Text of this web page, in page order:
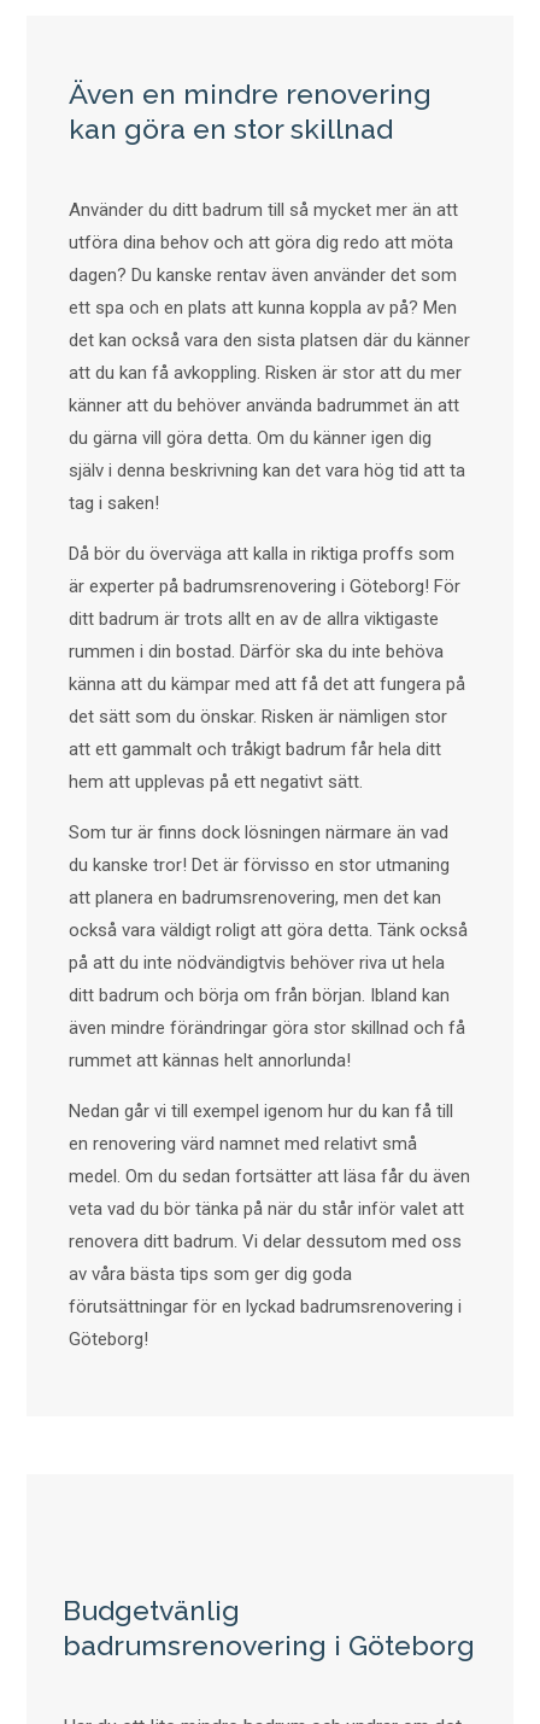
Även en mindre renovering
kan göra en stor skillnad
Använder du ditt badrum till så mycket mer än att
utföra dina behov och att göra dig redo att möta
dagen? Du kanske rentav även använder det som
ett spa och en plats att kunna koppla av på? Men
det kan också vara den sista platsen där du känner
att du kan få avkoppling. Risken är stor att du mer
känner att du behöver använda badrummet än att
du gärna vill göra detta. Om du känner igen dig
själv i denna beskrivning kan det vara hög tid att ta
tag i saken!
Då bör du överväga att kalla in riktiga proffs som
är experter på badrumsrenovering i Göteborg! För
ditt badrum är trots allt en av de allra viktigaste
rummen i din bostad. Därför ska du inte behöva
känna att du kämpar med att få det att fungera på
det sätt som du önskar. Risken är nämligen stor
att ett gammalt och tråkigt badrum får hela ditt
hem att upplevas på ett negativt sätt.
Som tur är finns dock lösningen närmare än vad
du kanske tror! Det är förvisso en stor utmaning
att planera en badrumsrenovering, men det kan
också vara väldigt roligt att göra detta. Tänk också
på att du inte nödvändigtvis behöver riva ut hela
ditt badrum och börja om från början. Ibland kan
även mindre förändringar göra stor skillnad och få
rummet att kännas helt annorlunda!
Nedan går vi till exempel igenom hur du kan få till
en renovering värd namnet med relativt små
medel. Om du sedan fortsätter att läsa får du även
veta vad du bör tänka på när du står inför valet att
renovera ditt badrum. Vi delar dessutom med oss
av våra bästa tips som ger dig goda
förutsättningar för en lyckad badrumsrenovering i
Göteborg!
Budgetvänlig
badrumsrenovering i Göteborg